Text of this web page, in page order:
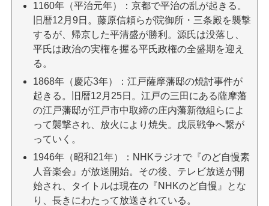
1160年（平治元年）：京都で平治の乱が起きる。
旧暦12月9日。藤原信頼らが院御所・三条殿を襲撃
するが、帰京した平清盛が勝利。源氏は没落し、
平氏は政治の実権を握る平氏政権の全盛期を迎え
る。
1868年（慶応3年）：江戸薩摩藩邸の焼討事件が
起きる。旧暦12月25日。江戸の三田にある薩摩藩
の江戸藩邸が江戸市中取締の庄内藩新徴組らによ
って襲撃され、放火により焼失。戊辰戦争へ繋が
っていく。
1946年（昭和21年）：NHKラジオで『のど自慢素
人音楽会』が放送開始。その後、テレビ放送が開
始され、タイトルは現在の『NHKのど自慢』とな
り、長きにわたって放送されている。